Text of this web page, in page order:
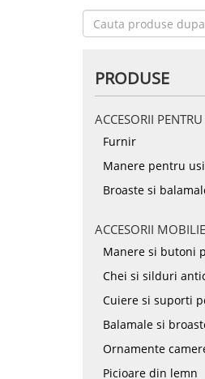
PRODUSE
ACCESORII
Furnir
Manere pentru usi
Broaste si
ACCESORII
Manere si butoni
Chei si silduri
Cuiere si suporti
Balamale si
Ornamente
Picioare din lemn